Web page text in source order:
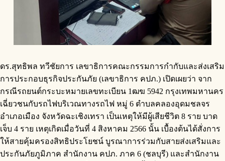
ดร.สุทธิพล ทวีชัยการ เลขาธิการคณะกรรมการกำกับและส่งเสริม
การประกอบธุรกิจประกันภัย (เลขาธิการ คปภ.) เปิดเผยว่า จาก
กรณีรถยนต์กระบะหมายเลขทะเบียน 1ฒฆ 5942 กรุงเทพมหานคร
เฉี่ยวชนกับรถไฟบริเวณทางรถไฟ หมู่ 6 ตำบลคลองอุดมชลจร
อำเภอเมือง จังหวัดฉะเชิงเทรา เป็นเหตุให้มีผู้เสียชีวิต 8 ราย บาด
เจ็บ 4 ราย เหตุเกิดเมื่อวันที่ 4 สิงหาคม 2566 นั้น เบื้องต้นได้สั่งการ
ให้สายคุ้มครองสิทธิประโยชน์ บูรณาการร่วมกับสายส่งเสริมและ
ประกันภัยภูมิภาค สำนักงาน คปภ. ภาค 6 (ชลบุรี) และสำนักงาน